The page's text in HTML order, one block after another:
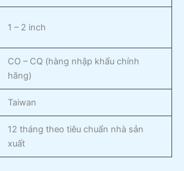
1 – 2 inch
CO – CQ (hàng nhập khẩu chính
hãng)
Taiwan
12 tháng theo tiêu chuẩn nhà sản
xuất